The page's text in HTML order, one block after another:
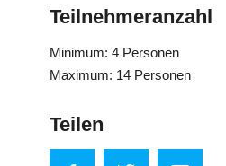
Teilnehmeranzahl
Minimum: 4 Personen
Maximum: 14 Personen
Teilen